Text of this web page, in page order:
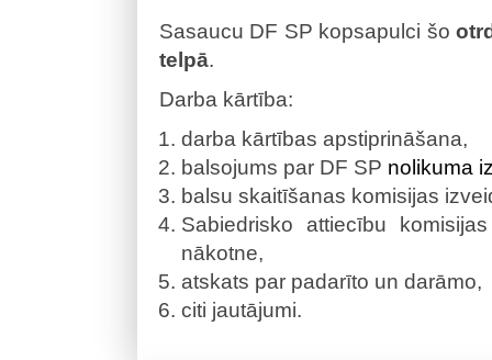
Sasaucu DF SP kopsapulci šo
telpā.
Darba kārtība:
darba kārtības apstiprināšana,
balsojums par DF SP nolikuma
balsu skaitīšanas komisijas
Sabiedrisko attiecību
nākotne,
atskats par padarīto un darāmo,
citi jautājumi.